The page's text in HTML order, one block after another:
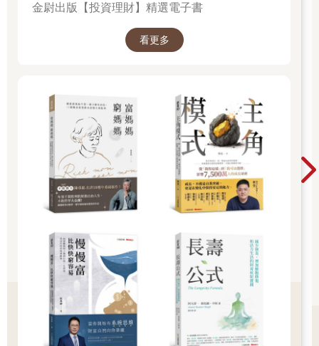
具能力，可以提出完美的解決辦法，而且只要從廠商提出的建議
還有一個不容易覺察的面向是，當寇爾跟廠商分別接觸後，很難
避免會有自己的偏好，總有比較合得來的廠商。理智上，他或許
知道，個人偏愛的廠商未必能做出最好的產品，但是在表列正反
意見時，頗有可能會偷偷給這家廠商加重計分。寇爾自己甚至未
必能覺察這樣的情況。因為，不管正面、反面，全是自己腦袋的
產物，我們極容易會有偏見。當我們自以為在做不偏不倚的比較
時，腦袋卻是聽從本能直覺在運作。
生活中慣常的習性是這樣的：面對某種情境，迅速產生某種信
為「確認偏誤」（confirmation bias）。這是決策行為會遇到的第
二個惡棍。
一九六○年代，與抽煙相關的研究很多。最經典的例子是：當時的
醫學研究對抽煙產生的危害並不那麼清楚，當抽煙者面對「抽煙
不會導致肺癌」與「抽煙將導致肺癌」兩份報告時，願意看前一
篇的人總是多一點（如果要知道這種習性會如何導致品質不良的
決策，可以設想一種情境：你的老闆盯著面前的兩份報告－「支
金尉出版【投資理財】精選電子書
看更多